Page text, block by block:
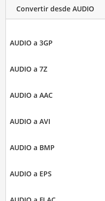
Convertir desde AUDIO
AUDIO a 3GP
AUDIO a 7Z
AUDIO a AAC
AUDIO a AVI
AUDIO a BMP
AUDIO a EPS